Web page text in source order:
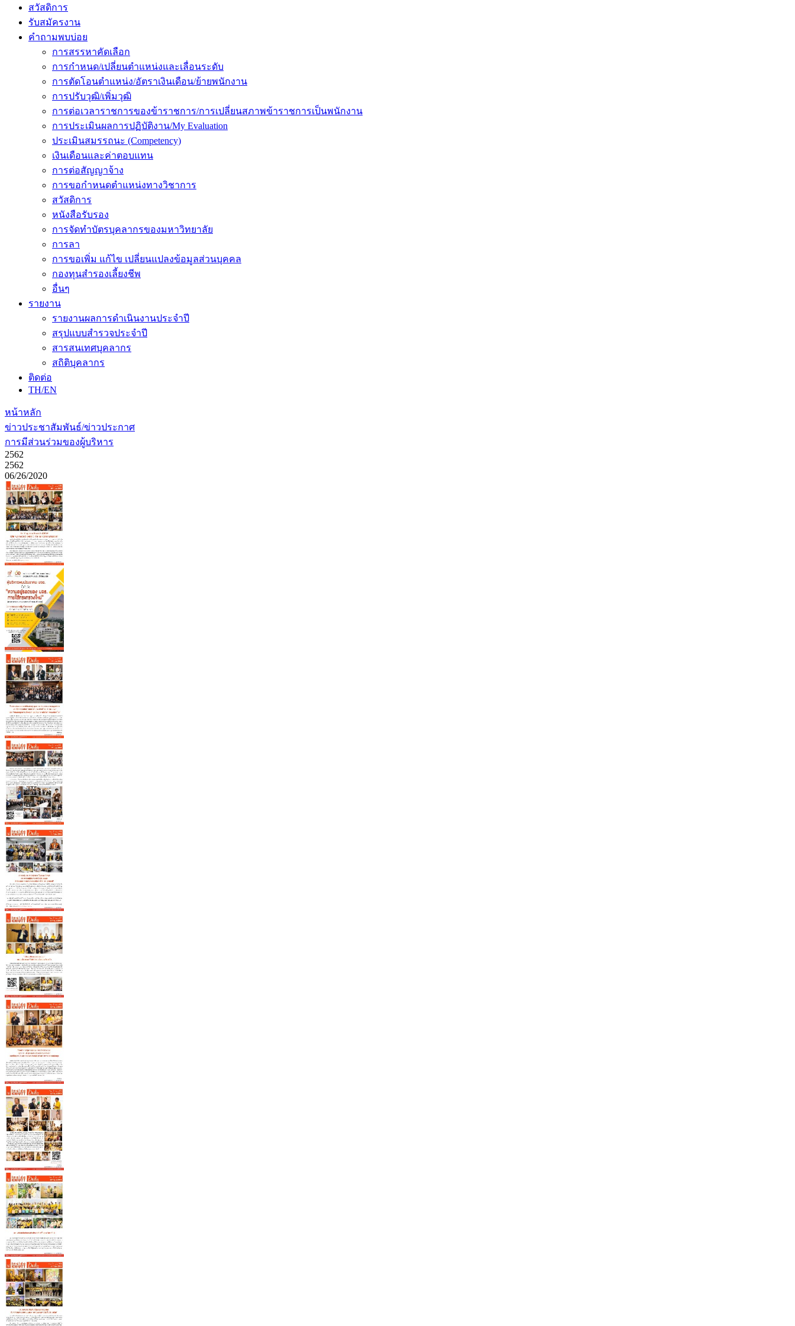
สวัสดิการ
รับสมัครงาน
คำถามพบบ่อย
การสรรหาคัดเลือก
การกำหนด/เปลี่ยนตำแหน่งและเลื่อนระดับ
การตัดโอนตำแหน่ง/อัตราเงินเดือน/ย้ายพนักงาน
การปรับวุฒิ/เพิ่มวุฒิ
การต่อเวลาราชการของข้าราชการ/การเปลี่ยนสภาพข้าราชการเป็นพนักงาน
การประเมินผลการปฏิบัติงาน/My Evaluation
ประเมินสมรรถนะ (Competency)
เงินเดือนและค่าตอบแทน
การต่อสัญญาจ้าง
การขอกำหนดตำแหน่งทางวิชาการ
สวัสดิการ
หนังสือรับรอง
การจัดทำบัตรบุคลากรของมหาวิทยาลัย
การลา
การขอเพิ่ม แก้ไข เปลี่ยนแปลงข้อมูลส่วนบุคคล
กองทุนสำรองเลี้ยงชีพ
อื่นๆ
รายงาน
รายงานผลการดำเนินงานประจำปี
สรุปแบบสำรวจประจำปี
สารสนเทศบุคลากร
สถิติบุคลากร
ติดต่อ
TH/EN
หน้าหลัก
ข่าวประชาสัมพันธ์/ข่าวประกาศ
การมีส่วนร่วมของผู้บริหาร
2562
2562
06/26/2020